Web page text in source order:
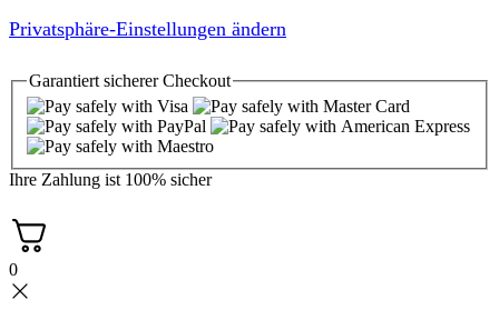
Privatsphäre-Einstellungen ändern
Garantiert sichererCheckout
Ihre Zahlung ist 100% sicher
0